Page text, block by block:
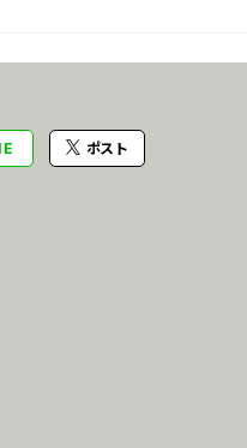
ポスト